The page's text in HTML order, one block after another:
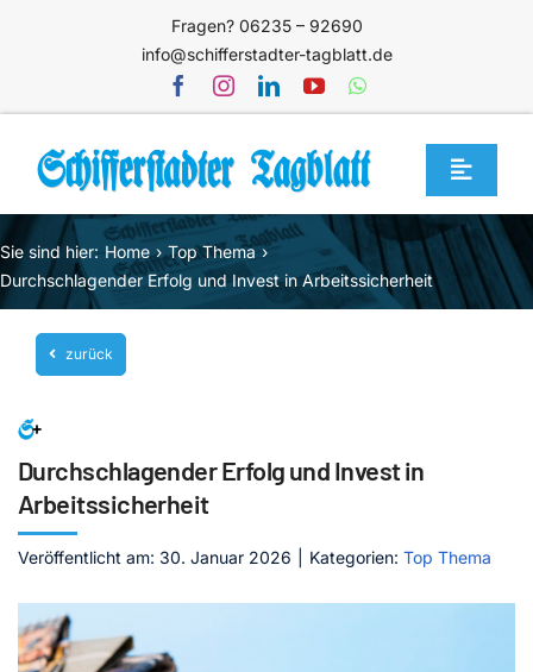
Fragen? 06235 – 92690
info@schifferstadter-tagblatt.de
Toggle
Home
Themen
Blog
Unternehmen
Service
Mediathek
Kontakt
Sie sind hier: Home
Top Thema
Durchschlagender Erfolg und Invest in Arbeitssicherheit
zurück
Durchschlagender Erfolg und Invest in
Arbeitssicherheit
Veröffentlicht am: 30. Januar 2026 Kategorien: Top Thema